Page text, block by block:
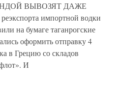
ВЫВОЗЯТ ДАЖЕ
импортной водки
на бумаге таганрогские
оформить отправку 4
в Грецию со складов
И